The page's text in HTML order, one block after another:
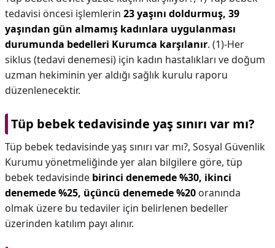
tedavisi öncesi işlemlerin 23 yaşını doldurmuş, 39
yaşından gün almamış kadınlara uygulanması
durumunda bedelleri Kurumca karşılanır. (1)-Her
siklus (tedavi denemesi) için kadın hastalıkları ve doğum
uzman hekiminin yer aldığı sağlık kurulu raporu
düzenlenecektir.
Tüp bebek tedavisinde yaş sınırı var mı?
Tüp bebek tedavisinde yaş sınırı var mı?, Sosyal Güvenlik
Kurumu yönetmeliğinde yer alan bilgilere göre, tüp
bebek tedavisinde birinci denemede %30, ikinci
denemede %25, üçüncü denemede %20 oranında
olmak üzere bu tedaviler için belirlenen bedeller
üzerinden katılım payı alınır.